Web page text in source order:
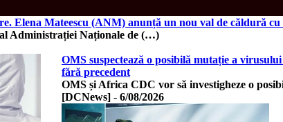
Elena Mateescu (ANM) anunță un nou val de căldură cu
Administrației Naționale de (…)
OMS suspectează o posibilă mutație a
fără precedent
OMS și Africa CDC vor să investigheze o
[DCNews] - 6/08/2026